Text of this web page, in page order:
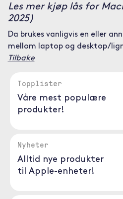
Les mer kjøp lås for
2025)
Da brukes vanligvis en eller
mellom laptop og desktop/
Tilbake
Topplister
Våre mest populære
produkter!
Nyheter
Alltid nye produkter
til Apple-enheter!